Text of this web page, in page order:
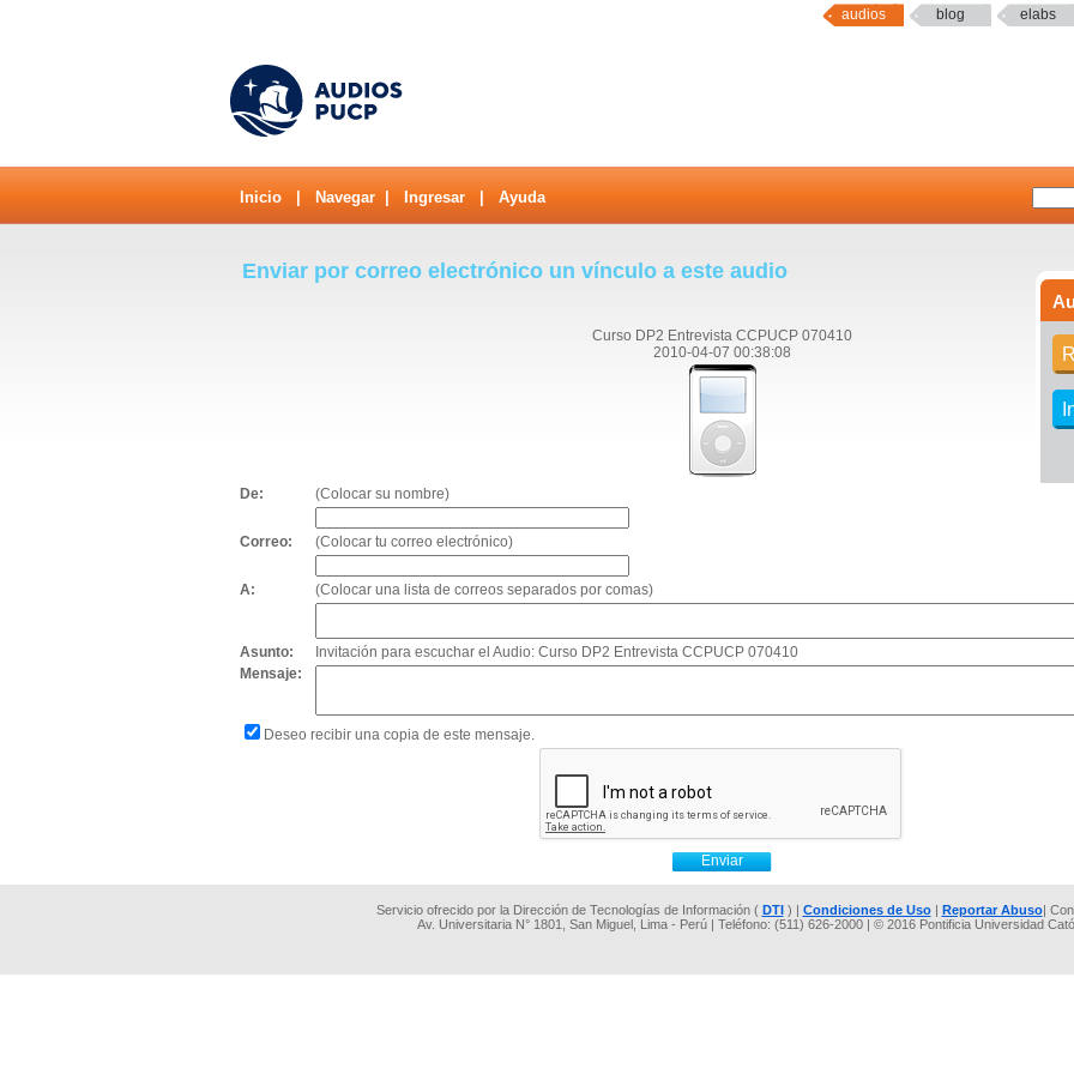
audios blog elabs
Inicio Navegar Ingresar Ayuda
Enviar por correo electrónico un vínculo a este audio
Curso DP2 Entrevista CCPUCP 070410
2010-04-07 00:38:08
De: (Colocar su nombre)
Correo: (Colocar tu correo electrónico)
A: (Colocar una lista de correos separados por comas)
Asunto:
Invitación para escuchar el Audio: Curso DP2 Entrevista CCPUCP 070410
Mensaje:
Deseo recibir una copia de este mensaje.
Servicio ofrecido por la Dirección de Tecnologías de Información ( DTI) | Condiciones de Uso| Reportar Abuso|
Av. Universitaria N° 1801, San Miguel, Lima - Perú | Teléfono: (511) 626-2000 | © 2016 Pontificia Universidad